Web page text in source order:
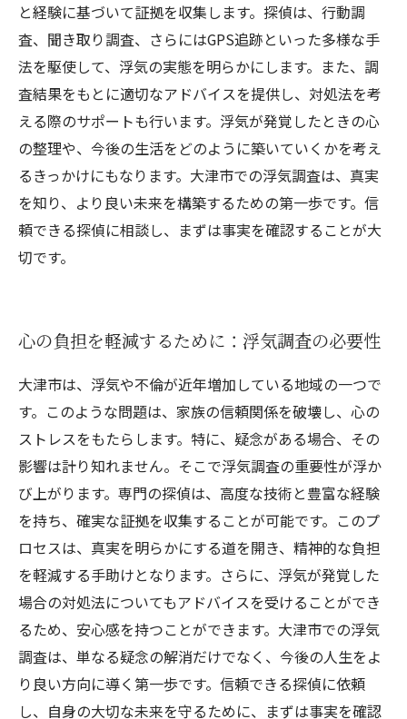
と経験に基づいて証拠を収集します。探偵は、行動調
査、聞き取り調査、さらにはGPS追跡といった多様な手
法を駆使して、浮気の実態を明らかにします。また、調
査結果をもとに適切なアドバイスを提供し、対処法を考
える際のサポートも行います。浮気が発覚したときの心
の整理や、今後の生活をどのように築いていくかを考え
るきっかけにもなります。大津市での浮気調査は、真実
を知り、より良い未来を構築するための第一歩です。信
頼できる探偵に相談し、まずは事実を確認することが大
切です。
心の負担を軽減するために：浮気調査の必要性
大津市は、浮気や不倫が近年増加している地域の一つで
す。このような問題は、家族の信頼関係を破壊し、心の
ストレスをもたらします。特に、疑念がある場合、その
影響は計り知れません。そこで浮気調査の重要性が浮か
び上がります。専門の探偵は、高度な技術と豊富な経験
を持ち、確実な証拠を収集することが可能です。このプ
ロセスは、真実を明らかにする道を開き、精神的な負担
を軽減する手助けとなります。さらに、浮気が発覚した
場合の対処法についてもアドバイスを受けることができ
るため、安心感を持つことができます。大津市での浮気
調査は、単なる疑念の解消だけでなく、今後の人生をよ
り良い方向に導く第一歩です。信頼できる探偵に依頼
し、自身の大切な未来を守るために、まずは事実を確認